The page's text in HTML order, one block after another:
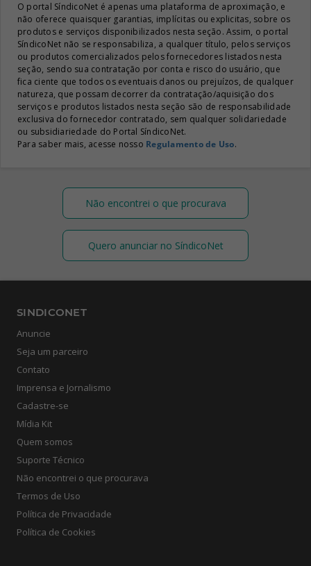
O portal SíndicoNet é apenas uma plataforma de aproximação, e
não oferece quaisquer garantias, implícitas ou explicitas, sobre os
produtos e serviços disponibilizados nesta seção. Assim, o portal
SíndicoNet não se responsabiliza, a qualquer título, pelos serviços
ou produtos comercializados pelos fornecedores listados nesta
seção, sendo sua contratação por conta e risco do usuário, que
fica ciente que todos os eventuais danos ou prejuízos, de qualquer
natureza, que possam decorrer da contratação/aquisição dos
serviços e produtos listados nesta seção são de responsabilidade
exclusiva do fornecedor contratado, sem qualquer solidariedade
ou subsidiariedade do Portal SíndicoNet.
Para saber mais, acesse nosso Regulamento de Uso.
Não encontrei o que procurava
Quero anunciar no SíndicoNet
SINDICONET
Anuncie
Seja um parceiro
Contato
Imprensa e Jornalismo
Cadastre-se
Mídia Kit
Quem somos
Suporte Técnico
Não encontrei o que procurava
Termos de Uso
Política de Privacidade
Política de Cookies